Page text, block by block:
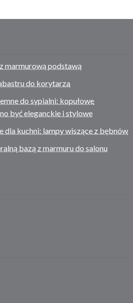
marmurową podstawą
do korytarza
do sypialni: kopułowe
być eleganckie i stylowe
dla kuchni: lampy wiszące z bębnów
bazą z marmuru do salonu